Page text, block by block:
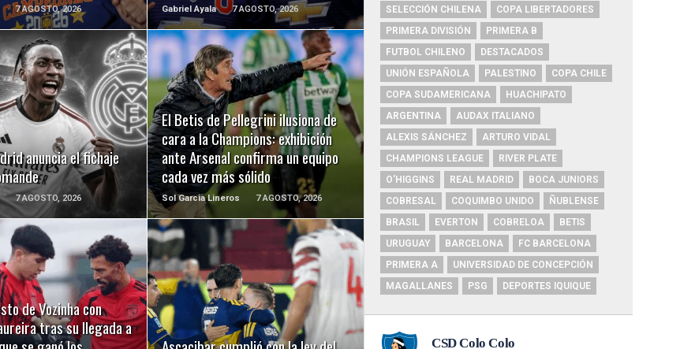
7 AGOSTO, 2026 Gabriel Ayala 7 AGOSTO, 2026
anuncia el fichaje
7 AGOSTO, 2026
LEER MÁS
El Betis de Pellegrini ilusiona de
cara a la Champions: exhibición
ante Arsenal confirma un equipo
cada vez más sólido
Sol Garcia Lineros 7 AGOSTO, 2026
LEER MÁS
de Vozinha con
tras su llegada a
LEER MÁS LEER MÁS
SELECCIÓN CHILENA
COPA LIBERTADORES
PRIMERA DIVISIÓN
PRIMERA B
FUTBOL CHILENO
DESTACADOS
UNIÓN ESPAÑOLA
PALESTINO
COPA CHILE
COPA SUDAMERICANA
HUACHIPATO
ARGENTINA
AUDAX ITALIANO
ALEXIS SÁNCHEZ
ARTURO VIDAL
CHAMPIONS LEAGUE
RIVER PLATE
O'HIGGINS
REAL MADRID
BOCA JUNIORS
COBRESAL
COQUIMBO UNIDO
ÑUBLENSE
BRASIL
EVERTON COBRELOA
BETIS
URUGUAY
BARCELONA
FC BARCELONA
PRIMERA A
UNIVERSIDAD DE CONCEPCIÓN
MAGALLANES
PSG DEPORTES IQUIQUE